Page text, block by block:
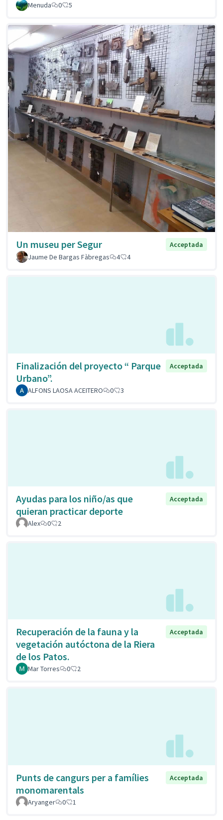
Menuda
0 5
Un museu per Segur
Acceptada
Jaume De Bargas Fàbregas
4 4
Finalización del proyecto “ Parque
Urbano”.
Acceptada
ALFONS LAOSA ACEITERO 0 3
Ayudas para los niño/as que
quieran practicar deporte
Acceptada
Alex 0 2
Recuperación de la fauna y la
vegetación autóctona de la Riera
de los Patos.
Acceptada
Mar Torres 0 2
Punts de cangurs per a famílies
monomarentals
Acceptada
Aryanger 0 1